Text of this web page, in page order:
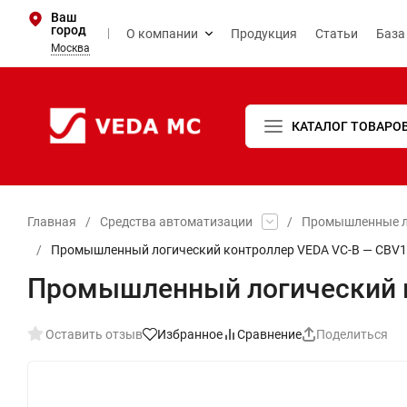
Ваш
город
Москва
О компании Продукция Статьи
КАТАЛОГ
Главная / Средства автоматизации /
Промышленные
/
Промышленный логический контроллер VEDA VC-B —
Промышленный логический
Оставить отзыв Избранное Сравнение Поделиться